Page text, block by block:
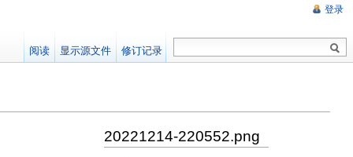
20221214-220552.png
登录
阅读 显示源文件 修订记录